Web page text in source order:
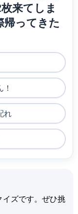
来てしま
帰ってきた
れ
イズです。ぜひ挑